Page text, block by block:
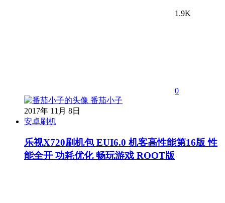
1.9K
0
番茄小子
2017年 11月 8日
安卓刷机
乐视X720刷机包 EUI6.0 机客高性能第16版 性
能全开 功耗优化 畅玩游戏 ROOT版